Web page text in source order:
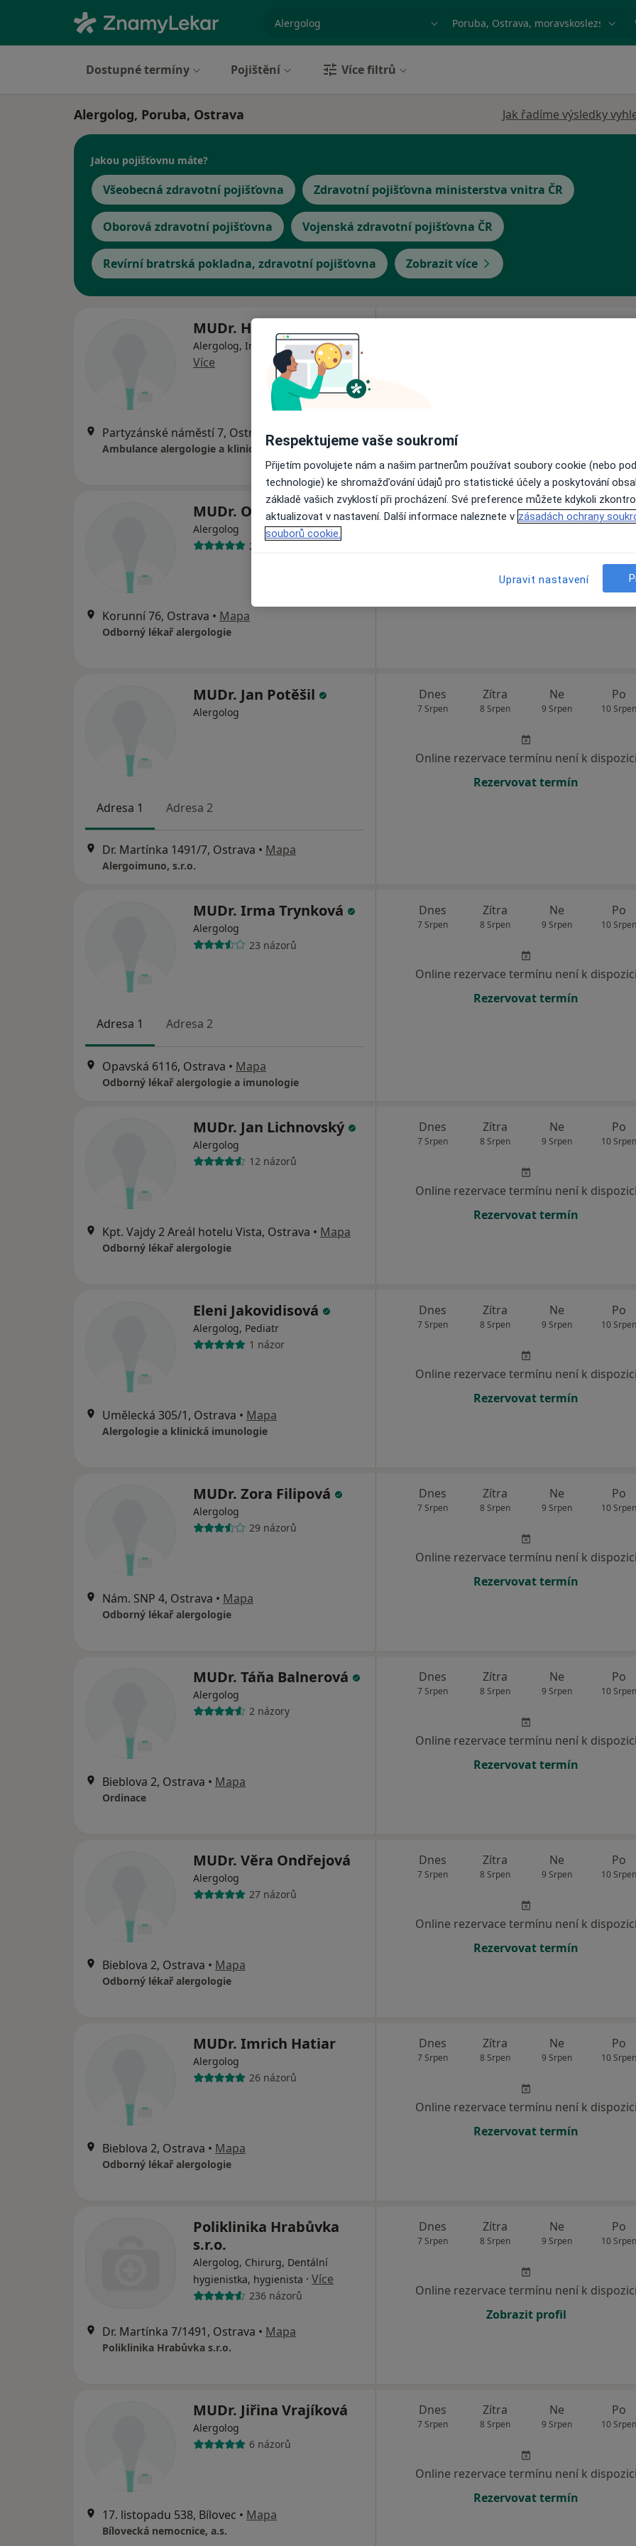
Dostupné termíny Pojištění Více filtrů
Alergolog, Poruba, Ostrava Jak řadíme výsledky
Jakou pojišťovnu máte?
Všeobecná zdravotní pojišťovna Zdravotní pojišťovna ministerstva vnitra ČR
Oborová zdravotní pojišťovna Vojenská zdravotní pojišťovna ČR
Revírní bratrská pokladna, zdravotní pojišťovna Zobrazit více
MUDr. Hana Daříčková
Alergolog, Imunolog, Plicní lékař·
Více
Partyzánské náměstí 7, Ostrava Mapa
Ambulance alergologie a klinické imunologie
MUDr. Olga Škopková
Alergolog
26 názorů
Korunní 76, Ostrava • Mapa
Odborný lékař alergologie
Dnes Zítra Ne
9 Srpen
Po
10
Online rezervace termínu není k
MUDr. Jan Potěšil
Alergolog
Adresa 1 Adresa 2
Dr. Martínka 1491/7, Ostrava • Mapa
Alergoimuno, s.r.o.
Dnes
7 Srpen
Zítra
8 Srpen
Ne
9 Srpen
Po
10 Srpen
Online rezervace termínu není k dispozici
Rezervovat termín
MUDr. Irma Trynková
Alergolog
23 názorů
Adresa 1 Adresa 2
Opavská 6116, Ostrava • Mapa
Odborný lékař alergologie a imunologie
Dnes
7 Srpen
Zítra
8 Srpen
Ne
9 Srpen
Po
10 Srpen
Online rezervace termínu není k dispozici
Rezervovat termín
MUDr. Jan Lichnovský
Alergolog
12 názorů
Kpt. Vajdy 2 Areál hotelu Vista, Ostrava • Mapa
Odborný lékař alergologie
Dnes
7 Srpen
Zítra
8 Srpen
Ne
9 Srpen
Po
10 Srpen
Online rezervace termínu není k dispozici
Rezervovat termín
Eleni Jakovidisová
Alergolog, Pediatr
1 názor
Umělecká 305/1, Ostrava • Mapa
Alergologie a klinická imunologie
Dnes
7 Srpen
Zítra
8 Srpen
Ne
9 Srpen
Po
10 Srpen
Online rezervace termínu není k dispozici
Rezervovat termín
MUDr. Zora Filipová
Alergolog
29 názorů
Nám. SNP 4, Ostrava • Mapa
Odborný lékař alergologie
Dnes
7 Srpen
Zítra
8 Srpen
Ne
9 Srpen
Po
10 Srpen
Online rezervace termínu není k dispozici
Rezervovat termín
MUDr. Táňa Balnerová
Alergolog
2 názory
Bieblova 2, Ostrava • Mapa
Ordinace
Dnes
7 Srpen
Zítra
8 Srpen
Ne
9 Srpen
Po
10 Srpen
Online rezervace termínu není k dispozici
Rezervovat termín
MUDr. Věra Ondřejová
Alergolog
27 názorů
Bieblova 2, Ostrava • Mapa
Odborný lékař alergologie
Dnes
7 Srpen
Zítra
8 Srpen
Ne
9 Srpen
Po
10 Srpen
Online rezervace termínu není k dispozici
Rezervovat termín
MUDr. Imrich Hatiar
Alergolog
26 názorů
Bieblova 2, Ostrava • Mapa
Odborný lékař alergologie
Dnes
7 Srpen
Zítra
8 Srpen
Ne
9 Srpen
Po
10 Srpen
Online rezervace termínu není k dispozici
Rezervovat termín
Poliklinika Hrabůvka
s.r.o.
Alergolog, Chirurg, Dentální
hygienistka, hygienista · Více
236 názorů
Dr. Martínka 7/1491, Ostrava • Mapa
Poliklinika Hrabůvka s.r.o.
Dnes
7 Srpen
Zítra
8 Srpen
Ne
9 Srpen
Po
10 Srpen
Online rezervace termínu není k dispozici
Zobrazit profil
MUDr. Jiřina Vrajíková
Alergolog
6 názorů
17. listopadu 538, Bílovec • Mapa
Bílovecká nemocnice, a.s.
Dnes
7 Srpen
Zítra
8 Srpen
Ne
9 Srpen
Po
10 Srpen
Online rezervace termínu není k dispozici
Rezervovat termín
Respektujeme vaše soukromí
Přijetím povolujete nám a našim partnerům používat soubory cookie (nebo
technologie) ke shromažďování údajů pro statistické účely a poskytování
základě vašich zvyklostí při procházení. Své preference můžete kdykoli
aktualizovat v nastavení. Další informace naleznete v zásadách ochrany
souborů cookie.
Upravit nastavení